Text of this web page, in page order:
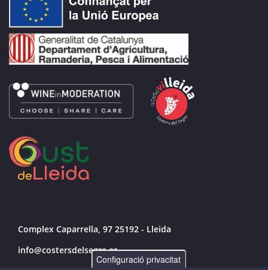
Complex Caparrella, 97 25192 - Lleida
info@costersdelsegre.es
Configuració privacitat